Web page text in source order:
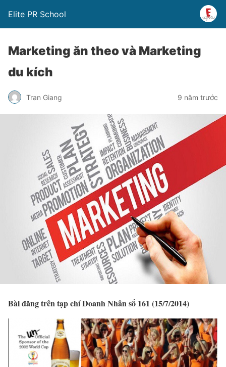
Elite PR School
Marketing ăn theo và Marketing
du kích
Tran Giang 9 năm trước
Bài đăng trên tạp chí Doanh Nhân số 161 (15/7/2014)